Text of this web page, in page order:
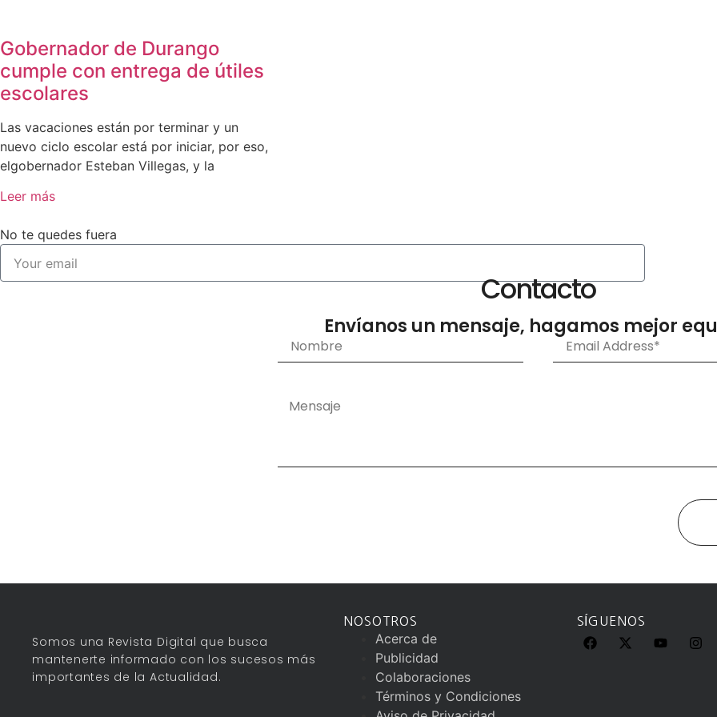
Gobernador de Durango
cumple con entrega de útiles
escolares
Las vacaciones están por terminar y un
nuevo ciclo escolar está por iniciar, por eso,
elgobernador Esteban Villegas, y la
Leer más
No te quedes fuera
Contacto
Envíanos un mensaje, hagamos mejor
Somos una Revista Digital que busca
mantenerte informado con los sucesos más
importantes de la Actualidad.
NOSOTROS
Acerca de
Publicidad
Colaboraciones
Términos y Condiciones
SÍGUENOS